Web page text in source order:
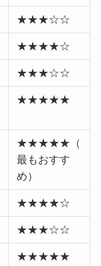
★★★☆☆
★★★★☆
★★★☆☆
★★★★★
★★★★★（
最もおすす
め）
★★★★☆
★★★☆☆
★★★★★